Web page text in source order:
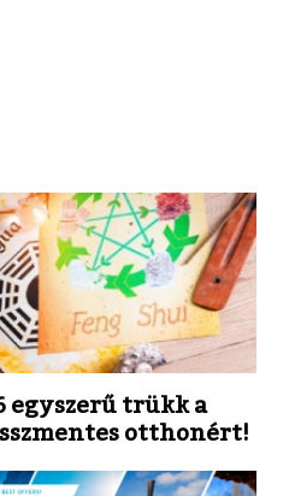
egyszerű trükk a
otthonért!